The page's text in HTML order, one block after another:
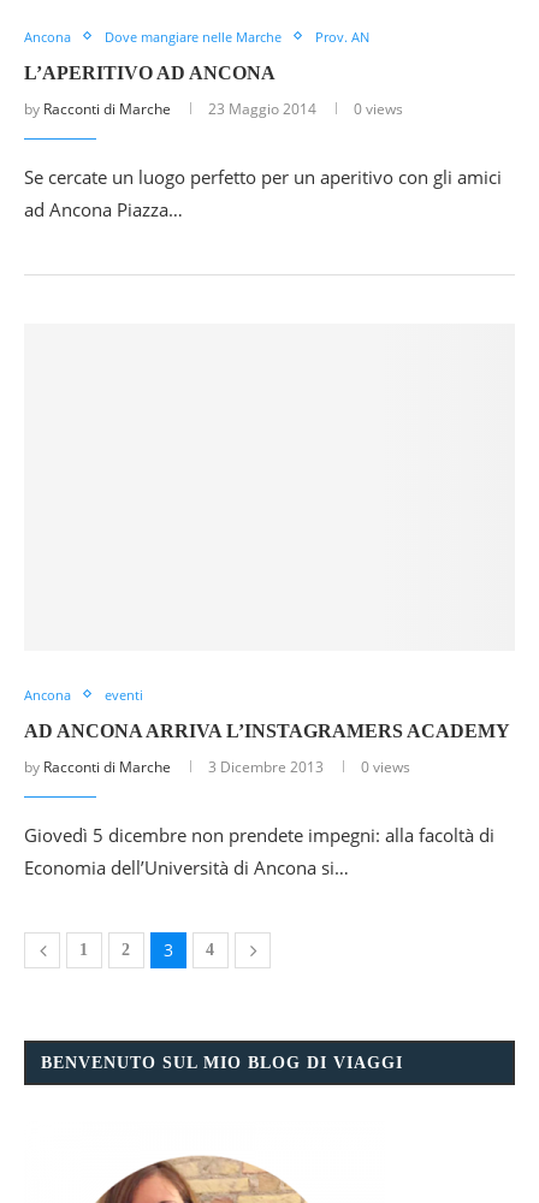
Ancona Dove mangiare nelle Marche Prov. AN
L’APERITIVO AD ANCONA
by Racconti di Marche 23 Maggio 2014 0 views
Se cercate un luogo perfetto per un aperitivo con gli amici
ad Ancona Piazza…
Ancona eventi
AD ANCONA ARRIVA L’INSTAGRAMERS ACADEMY
by Racconti di Marche 3 Dicembre 2013 0 views
Giovedì 5 dicembre non prendete impegni: alla facoltà di
Economia dell’Università di Ancona si…
1 2 3 4
BENVENUTO SUL MIO BLOG DI VIAGGI